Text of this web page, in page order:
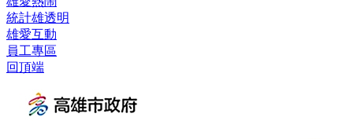
統計雄透明
雄愛互動
員工專區
回頂端